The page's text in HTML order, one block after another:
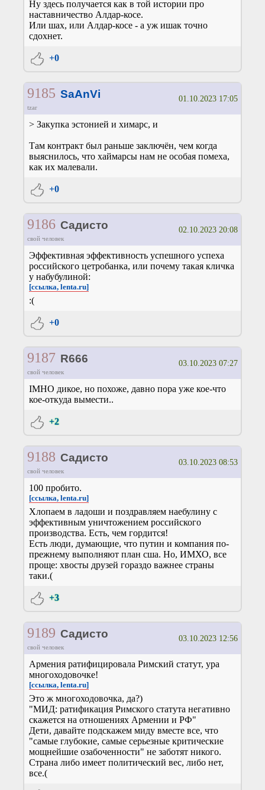
Ну здесь получается как в той истории про
наставничество Алдар-косе.
Или шах, или Алдар-косе - а уж ишак точно
сдохнет.
+0
9185 SaAnVi
tzar
01.10.2023 17:05
> Закупка эстонией и химарс, и
Там контракт был раньше заключён, чем когда
выяснилось, что хаймарсы нам не особая помеха,
как их малевали.
+0
9186 Садисто
свой человек
02.10.2023 20:08
Эффективная эффективность успешного успеха
российского цетробанка, или почему такая кличка
у набубулиной:
[ссылка, lenta.ru]
:(
+0
9187 R666
свой человек
03.10.2023 07:27
IMHO дикое, но похоже, давно пора уже кое-что
кое-откуда вымести..
+2
9188 Садисто
свой человек
03.10.2023 08:53
100 пробито.
[ссылка, lenta.ru]
Хлопаем в ладоши и поздравляем наебулину с
эффективным уничтожением российского
производства. Есть, чем гордится!
Есть люди, думающие, что путин и компания по-
прежнему выполняют план сша. Но, ИМХО, все
проще: хвосты друзей гораздо важнее страны
таки.(
+3
9189 Садисто
свой человек
03.10.2023 12:56
Армения ратифицировала Римский статут, ура
многоходовочке!
[ссылка, lenta.ru]
Это ж многоходовочка, да?)
"МИД: ратификация Римского статута негативно
скажется на отношениях Армении и РФ"
Дети, давайте подскажем миду вместе все, что
"самые глубокие, самые серьезные критические
мощнейшие озабоченности" не заботят никого.
Страна либо имеет политический вес, либо нет,
все.(